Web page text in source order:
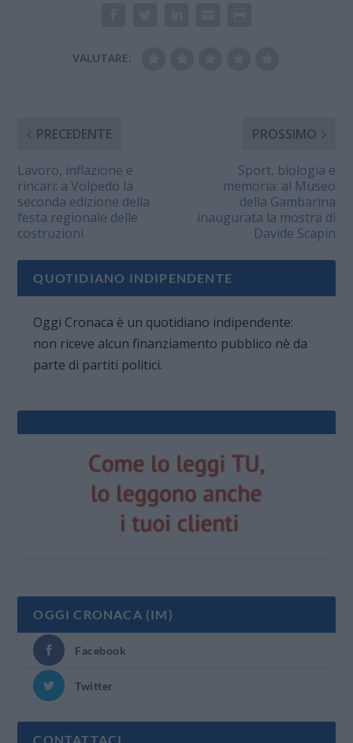
VALUTARE:
PRECEDENTE
Lavoro, inflazione e
rincari: a Volpedo la
seconda edizione della
festa regionale delle
costruzioni
PROSSIMO
Sport, biologia e
memoria: al Museo
della Gambarina
inaugurata la mostra di
Davide Scapin
QUOTIDIANO INDIPENDENTE
Oggi Cronaca è un quotidiano indipendente:
non riceve alcun finanziamento pubblico nè da
parte di partiti politici.
OGGI CRONACA (IM)
Facebook
Twitter
CONTATTACI